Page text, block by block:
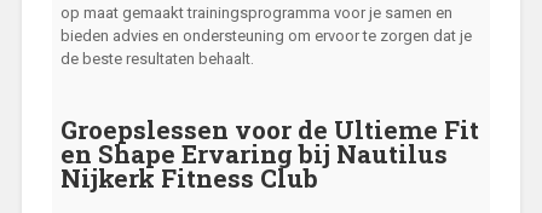
op maat gemaakt trainingsprogramma voor je samen en
bieden advies en ondersteuning om ervoor te zorgen dat je
de beste resultaten behaalt.
Groepslessen voor de Ultieme Fit
en Shape Ervaring bij Nautilus
Nijkerk Fitness Club